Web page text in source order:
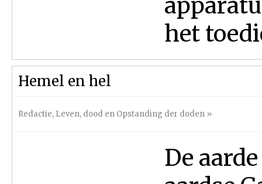
het
Hemel en hel
Redactie, Leven, dood en Opstanding der doden »
De